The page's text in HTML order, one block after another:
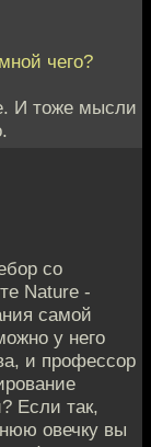
чего?
И тоже мысли
со
Nature -
самой
у него
и профессор
Если так,
овечку вы